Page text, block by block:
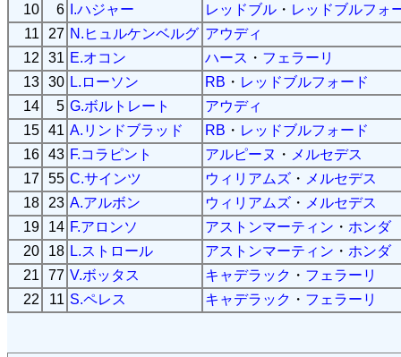
10
6 I.ハジャー レッドブル ・ レッドブルフォ
11
27 N.ヒュルケンベルグ アウディ
12
31 E.オコン ハース ・ フェラーリ
13 30 L.ローソン RB ・ レッドブルフォード
14
5 G.ボルトレート
アウディ
15 41 A.リンドブラッド RB ・ レッドブルフォード
16 43 F.コラピント アルピーヌ ・ メルセデス
17 55 C.サインツ ウィリアムズ ・ メルセデス
18
23 A.アルボン ウィリアムズ ・ メルセデス
19
14 F.アロンソ アストンマーティン ・ ホンダ
20
18 L.ストロール アストンマーティン ・ ホンダ
21
77 V.ボッタス キャデラック ・ フェラーリ
22
11 S.ペレス キャデラック ・ フェラーリ